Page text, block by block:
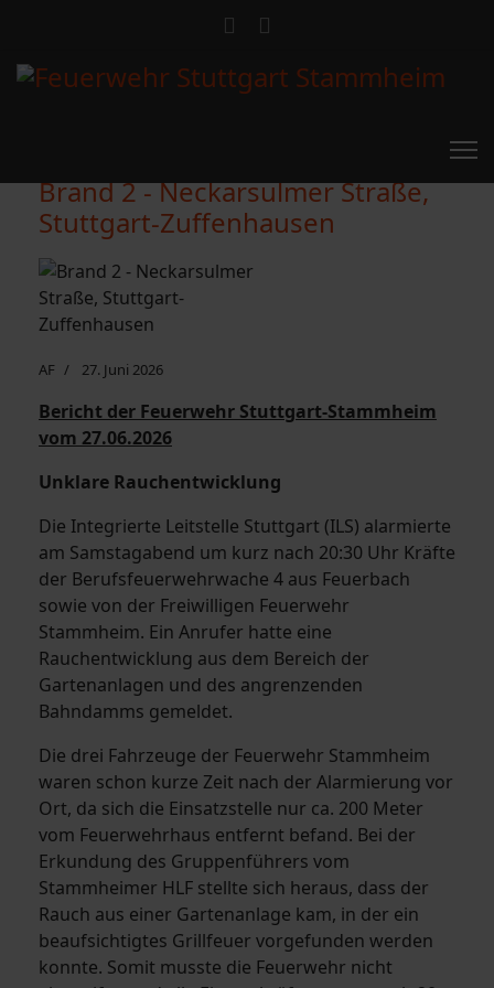
Brand 2 - Neckarsulmer Straße,
Stuttgart-Zuffenhausen
AF 27. Juni 2026
Bericht der Feuerwehr Stuttgart-Stammheim
vom 27.06.2026
Unklare Rauchentwicklung
Die Integrierte Leitstelle Stuttgart (ILS) alarmierte
am Samstagabend um kurz nach 20:30 Uhr Kräfte
der Berufsfeuerwehrwache 4 aus Feuerbach
sowie von der Freiwilligen Feuerwehr
Stammheim. Ein Anrufer hatte eine
Rauchentwicklung aus dem Bereich der
Gartenanlagen und des angrenzenden
Bahndamms gemeldet.
Die drei Fahrzeuge der Feuerwehr Stammheim
waren schon kurze Zeit nach der Alarmierung vor
Ort, da sich die Einsatzstelle nur ca. 200 Meter
vom Feuerwehrhaus entfernt befand. Bei der
Erkundung des Gruppenführers vom
Stammheimer HLF stellte sich heraus, dass der
Rauch aus einer Gartenanlage kam, in der ein
beaufsichtigtes Grillfeuer vorgefunden werden
konnte. Somit musste die Feuerwehr nicht